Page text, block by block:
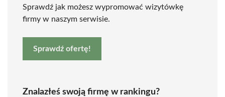
Sprawdź jak możesz wypromować wizytówkę
firmy w naszym serwisie.
Sprawdź ofertę!
Znalazłeś swoją firmę w rankingu?